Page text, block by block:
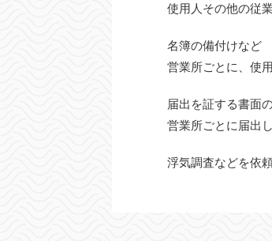
使用人その他の従
名簿の備付けなど
営業所ごとに、使
届出を証する書面
営業所ごとに届出
浮気調査などを依